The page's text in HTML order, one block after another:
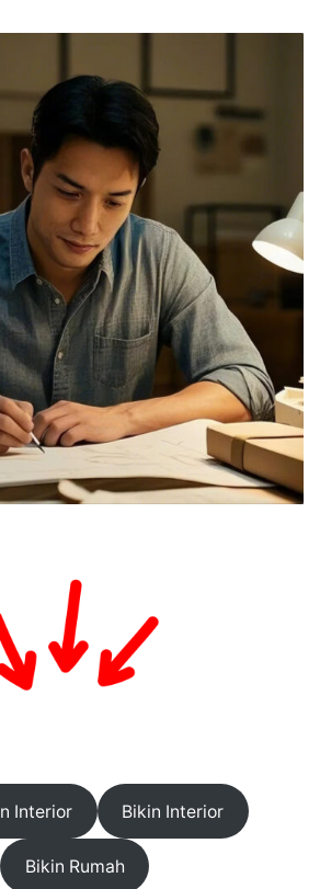
Interior Bikin Interior
Bikin Rumah